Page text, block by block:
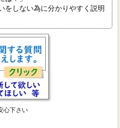
をしない為に分かりやすく説明
心下さい